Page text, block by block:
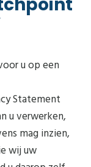
u op een
Statement
u verwerken,
mag inzien,
wij uw